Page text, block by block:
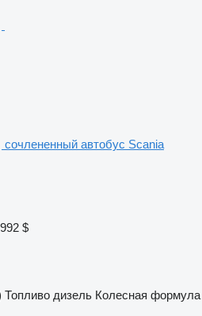
сочлененный автобус Scania
$
Топливо дизель Колесная формула